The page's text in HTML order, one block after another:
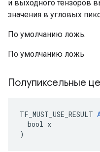
и выходного тензоров
значения в угловых
По умолчанию ложь.
По умолчанию ложь
Полупиксельные
TF_MUST_USE_RESULT
  bool x
)